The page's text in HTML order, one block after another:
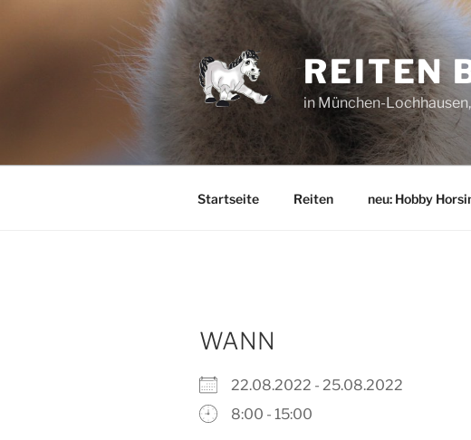
REITEN
in München-
Startseite Reiten neu: Hobby
WANN
22.08.2022 - 25.08.2022
8:00 - 15:00